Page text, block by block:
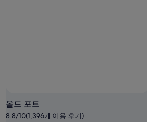
올드 포트
8.8/10(1,396개 이용 후기)